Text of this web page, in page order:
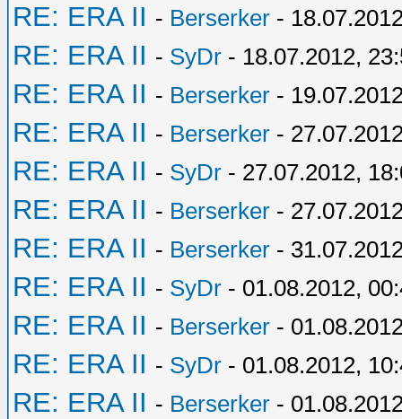
RE: ERA II - Berserker -
RE: ERA II - SyDr - 18.07.2012,
RE: ERA II - Berserker -
RE: ERA II - Berserker -
RE: ERA II - SyDr - 27.07.2012,
RE: ERA II - Berserker -
RE: ERA II - Berserker -
RE: ERA II - SyDr - 01.08.2012,
RE: ERA II - Berserker -
RE: ERA II - SyDr - 01.08.2012,
RE: ERA II - Berserker -